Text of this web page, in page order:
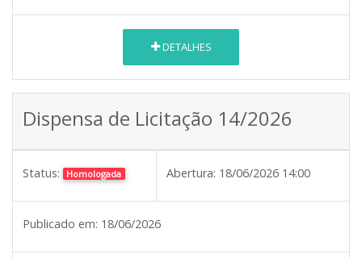
DETALHES
Dispensa de Licitação 14/2026
Status: Homologada Abertura: 18/06/2026 14:00
Publicado em: 18/06/2026